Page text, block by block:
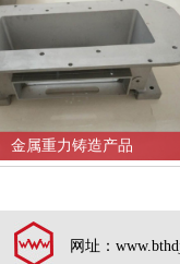
金属重力铸造产品
网址：